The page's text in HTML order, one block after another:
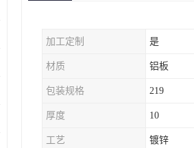
加工定制 是
材质 铝板
包装规格 219
厚度 10
工艺 镀锌